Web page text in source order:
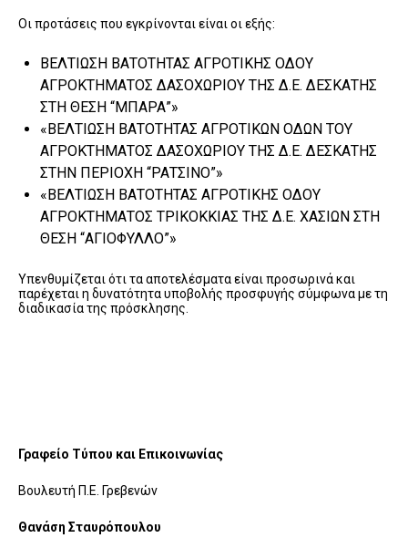
Οι προτάσεις που εγκρίνονται είναι οι εξής:
ΒΕΛΤΙΩΣΗ ΒΑΤΟΤΗΤΑΣ ΑΓΡΟΤΙΚΗΣ ΟΔΟΥ
ΑΓΡΟΚΤΗΜΑΤΟΣ ΔΑΣΟΧΩΡΙΟΥ ΤΗΣ Δ.Ε. ΔΕΣΚΑΤΗΣ
ΣΤΗ ΘΕΣΗ “ΜΠΑΡΑ”»
«ΒΕΛΤΙΩΣΗ ΒΑΤΟΤΗΤΑΣ ΑΓΡΟΤΙΚΩΝ ΟΔΩΝ ΤΟΥ
ΑΓΡΟΚΤΗΜΑΤΟΣ ΔΑΣΟΧΩΡΙΟΥ ΤΗΣ Δ.Ε. ΔΕΣΚΑΤΗΣ
ΣΤΗΝ ΠΕΡΙΟΧΗ “ΡΑΤΣΙΝΟ”»
«ΒΕΛΤΙΩΣΗ ΒΑΤΟΤΗΤΑΣ ΑΓΡΟΤΙΚΗΣ ΟΔΟΥ
ΑΓΡΟΚΤΗΜΑΤΟΣ ΤΡΙΚΟΚΚΙΑΣ ΤΗΣ Δ.Ε. ΧΑΣΙΩΝ ΣΤΗ
ΘΕΣΗ “ΑΓΙΟΦΥΛΛΟ”»
Υπενθυμίζεται ότι τα αποτελέσματα είναι προσωρινά και
παρέχεται η δυνατότητα υποβολής προσφυγής σύμφωνα με τη
διαδικασία της πρόσκλησης.
Γραφείο Τύπου και Επικοινωνίας
Βουλευτή Π.Ε. Γρεβενών
Θανάση Σταυρόπουλου